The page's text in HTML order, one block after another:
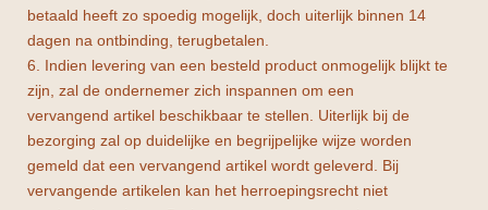
betaald heeft zo spoedig mogelijk, doch uiterlijk binnen 14
dagen na ontbinding, terugbetalen.
6. Indien levering van een besteld product onmogelijk blijkt te
zijn, zal de ondernemer zich inspannen om een
vervangend artikel beschikbaar te stellen. Uiterlijk bij de
bezorging zal op duidelijke en begrijpelijke wijze worden
gemeld dat een vervangend artikel wordt geleverd. Bij
vervangende artikelen kan het herroepingsrecht niet